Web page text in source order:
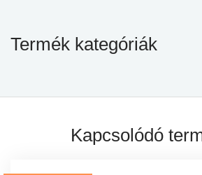
Termék kategóriák
Kapcsolódó